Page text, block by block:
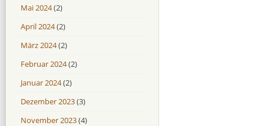
Mai 2024(2)
April 2024(2)
März 2024(2)
Februar 2024(2)
Januar 2024(2)
Dezember 2023(3)
November 2023(4)